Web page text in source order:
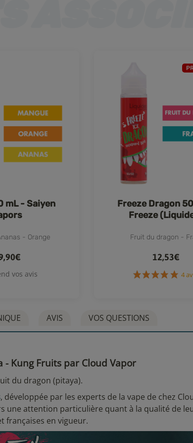
mL - Saiyen
- Orange
vos avis
Freeze Dragon
Freeze
Fruit du dragon -
12,53€
AVIS VOS QUESTIONS
- Kung Fruits par Cloud Vapor
du dragon (pitaya).
, développée par les experts de la vape de chez
une attention particulière quant à la qualité de
françaises en vigueur.